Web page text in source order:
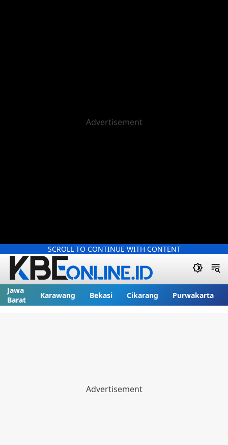
SCROLL TO CONTINUE WITH CONTENT
Jawa
Barat
Karawang Bekasi Cikarang Purwakarta